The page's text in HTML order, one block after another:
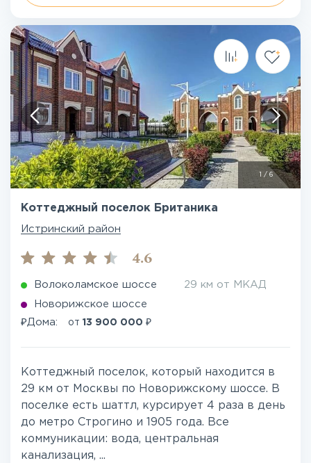
/ 6
Коттеджный поселок Британика
Истринский район
4.6
Волоколамское шоссе 29 км от МКАД
Новорижское шоссе
₽Дома: от 13 900 000 ₽
Коттеджный поселок, который находится в
29 км от Москвы по Новорижскому шоссе. В
поселке есть шаттл, курсирует 4 раза в день
до метро Строгино и 1905 года. Все
коммуникации: вода, центральная
канализация, ...